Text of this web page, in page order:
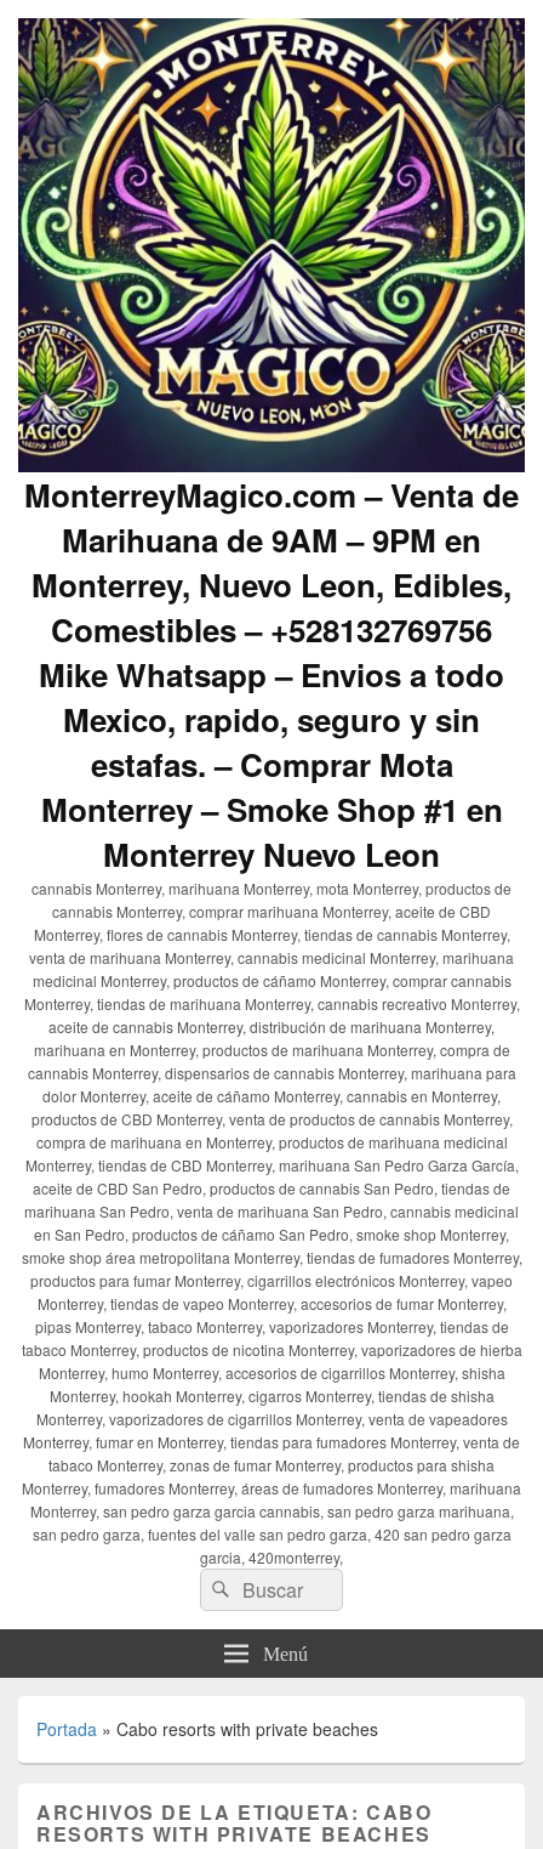
MonterreyMagico.com – Venta de
Marihuana de 9AM – 9PM en
Monterrey, Nuevo Leon, Edibles,
Comestibles – +528132769756
Mike Whatsapp – Envios a todo
Mexico, rapido, seguro y sin
estafas. – Comprar Mota
Monterrey – Smoke Shop #1 en
Monterrey Nuevo Leon
cannabis Monterrey, marihuana Monterrey, mota Monterrey, productos de
cannabis Monterrey, comprar marihuana Monterrey, aceite de CBD
Monterrey, flores de cannabis Monterrey, tiendas de cannabis Monterrey,
venta de marihuana Monterrey, cannabis medicinal Monterrey, marihuana
medicinal Monterrey, productos de cáñamo Monterrey, comprar cannabis
Monterrey, tiendas de marihuana Monterrey, cannabis recreativo Monterrey,
aceite de cannabis Monterrey, distribución de marihuana Monterrey,
marihuana en Monterrey, productos de marihuana Monterrey, compra de
cannabis Monterrey, dispensarios de cannabis Monterrey, marihuana para
dolor Monterrey, aceite de cáñamo Monterrey, cannabis en Monterrey,
productos de CBD Monterrey, venta de productos de cannabis Monterrey,
compra de marihuana en Monterrey, productos de marihuana medicinal
Monterrey, tiendas de CBD Monterrey, marihuana San Pedro Garza García,
aceite de CBD San Pedro, productos de cannabis San Pedro, tiendas de
marihuana San Pedro, venta de marihuana San Pedro, cannabis medicinal
en San Pedro, productos de cáñamo San Pedro, smoke shop Monterrey,
smoke shop área metropolitana Monterrey, tiendas de fumadores Monterrey,
productos para fumar Monterrey, cigarrillos electrónicos Monterrey, vapeo
Monterrey, tiendas de vapeo Monterrey, accesorios de fumar Monterrey,
pipas Monterrey, tabaco Monterrey, vaporizadores Monterrey, tiendas de
tabaco Monterrey, productos de nicotina Monterrey, vaporizadores de hierba
Monterrey, humo Monterrey, accesorios de cigarrillos Monterrey, shisha
Monterrey, hookah Monterrey, cigarros Monterrey, tiendas de shisha
Monterrey, vaporizadores de cigarrillos Monterrey, venta de vapeadores
Monterrey, fumar en Monterrey, tiendas para fumadores Monterrey, venta de
tabaco Monterrey, zonas de fumar Monterrey, productos para shisha
Monterrey, fumadores Monterrey, áreas de fumadores Monterrey, marihuana
Monterrey, san pedro garza garcia cannabis, san pedro garza marihuana,
san pedro garza, fuentes del valle san pedro garza, 420 san pedro garza
garcia, 420monterrey,
Buscar
por:
Buscar
Menú
Portada » Cabo resorts with private beaches
ARCHIVOS DE LA ETIQUETA:CABO
RESORTS WITH PRIVATE BEACHES